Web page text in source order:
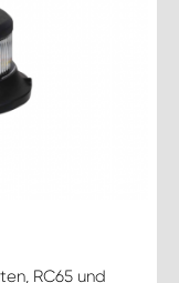
RC65 und